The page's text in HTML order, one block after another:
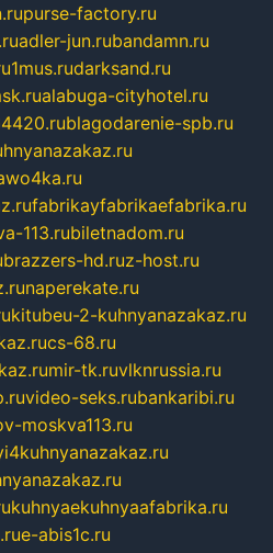
purse-factory.ru
adler-jun.rubandamn.ru
1mus.rudarksand.ru
alabuga-cityhotel.ru
blagodarenie-spb.ru
fabrikayfabrikaefabrika.ru
113.rubiletnadom.ru
brazzers-hd.ruz-host.ru
naperekate.ru
kitubeu-2-kuhnyanazakaz.ru
cs-68.ru
mir-tk.ruvlknrussia.ru
video-seks.rubankaribi.ru
moskva113.ru
kuhnyaekuhnyaafabrika.ru
e-abis1c.ru